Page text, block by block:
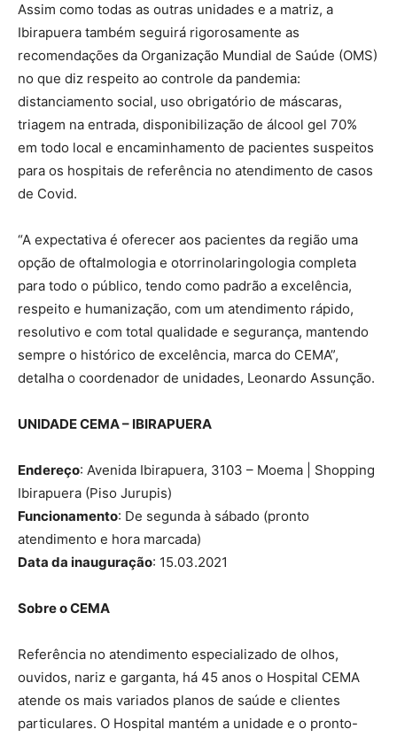
Assim como todas as outras unidades e a matriz, a
Ibirapuera também seguirá rigorosamente as
recomendações da Organização Mundial de Saúde (OMS)
no que diz respeito ao controle da pandemia:
distanciamento social, uso obrigatório de máscaras,
triagem na entrada, disponibilização de álcool gel 70%
em todo local e encaminhamento de pacientes suspeitos
para os hospitais de referência no atendimento de casos
de Covid.
“A expectativa é oferecer aos pacientes da região uma
opção de oftalmologia e otorrinolaringologia completa
para todo o público, tendo como padrão a excelência,
respeito e humanização, com um atendimento rápido,
resolutivo e com total qualidade e segurança, mantendo
sempre o histórico de excelência, marca do CEMA”,
detalha o coordenador de unidades, Leonardo Assunção.
UNIDADE CEMA – IBIRAPUERA
Endereço: Avenida Ibirapuera, 3103 – Moema | Shopping
Ibirapuera (Piso Jurupis)
Funcionamento: De segunda à sábado (pronto
atendimento e hora marcada)
Data da inauguração: 15.03.2021
Sobre o CEMA
Referência no atendimento especializado de olhos,
ouvidos, nariz e garganta, há 45 anos o Hospital CEMA
atende os mais variados planos de saúde e clientes
particulares. O Hospital mantém a unidade e o pronto-